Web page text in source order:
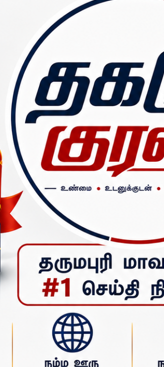
கலந்து கொண்டு சாமி தரிசனம் செய்தனர்.
மற்றும் அபிஷேக ஆராதனை, திருமுறை